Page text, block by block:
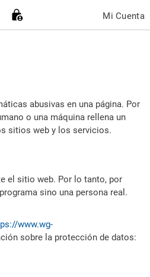
Mi Cuenta
abusivas en una página. Por
o una máquina rellena un
sitios web y los servicios.
el sitio web. Por lo tanto, por
sino una persona real.
www.wg-
sobre la protección de datos: